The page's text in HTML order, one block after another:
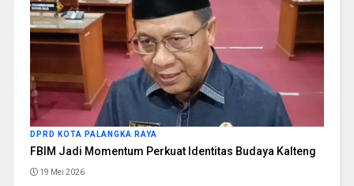
DPRD KOTA PALANGKA RAYA
FBIM Jadi Momentum Perkuat Identitas Budaya Kalteng
19 Mei 2026